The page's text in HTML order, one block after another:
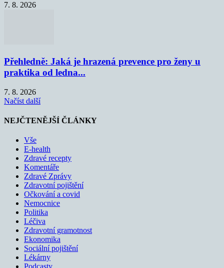
7. 8. 2026
Přehledně: Jaká je hrazená prevence pro ženy u
praktika od ledna...
7. 8. 2026
Načíst další
NEJČTENĚJŠÍ ČLÁNKY
Vše
E-health
Zdravé recepty
Komentáře
Zdravé Zprávy
Zdravotní pojištění
Očkování a covid
Nemocnice
Politika
Léčiva
Zdravotní gramotnost
Ekonomika
Sociální pojištění
Lékárny